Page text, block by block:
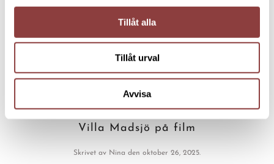
Tillåt alla
Tillåt urval
Avvisa
Villa Madsjö på film
Skrivet av Nina den oktober 26, 2025.